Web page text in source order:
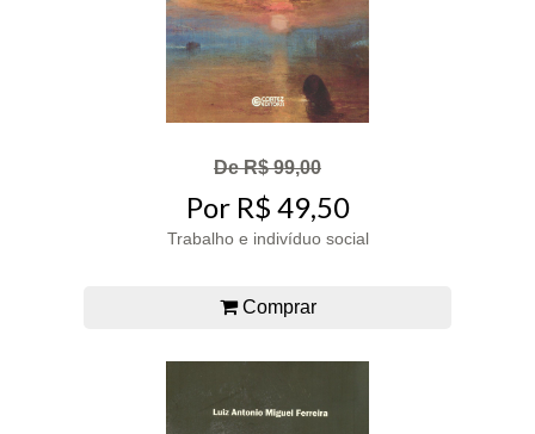
De R$ 99,00
Por R$ 49,50
Trabalho e indivíduo social
Comprar